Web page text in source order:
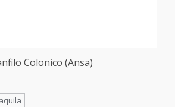
Colonico (Ansa)